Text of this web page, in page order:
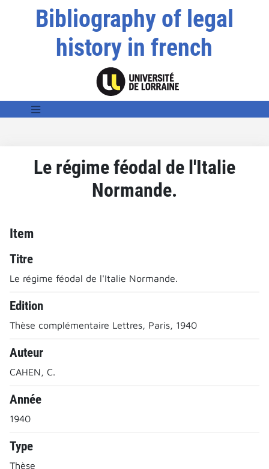
Bibliography of legal
history in french
Le régime féodal de l'Italie
Normande.
Item
Titre
Le régime féodal de l'Italie Normande.
Edition
Thèse complémentaire Lettres, Paris, 1940
Auteur
CAHEN, C.
Année
1940
Type
Thèse